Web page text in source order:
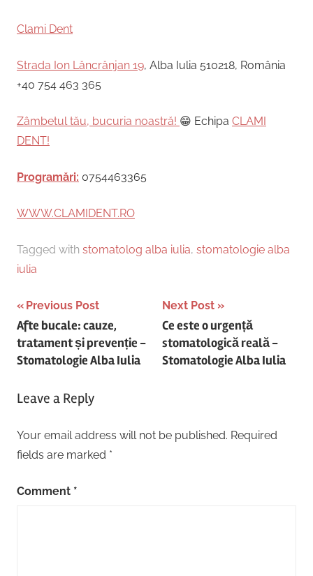
Clami Dent
Strada Ion Lăncrănjan 19, Alba Iulia 510218, România
+40 754 463 365
Zâmbetul tău, bucuria noastră! 😁 Echipa CLAMI
DENT!
Programări: 0754463365
WWW.CLAMIDENT.RO
Tagged with stomatolog alba iulia, stomatologie alba
iulia
Post
navigation
Previous Post
Afte bucale: cauze,
tratament și prevenție -
Stomatologie Alba Iulia
Next Post
Ce este o urgență
stomatologică reală -
Stomatologie Alba Iulia
Leave a Reply
Your email address will not be published. Required
fields are marked *
Comment *